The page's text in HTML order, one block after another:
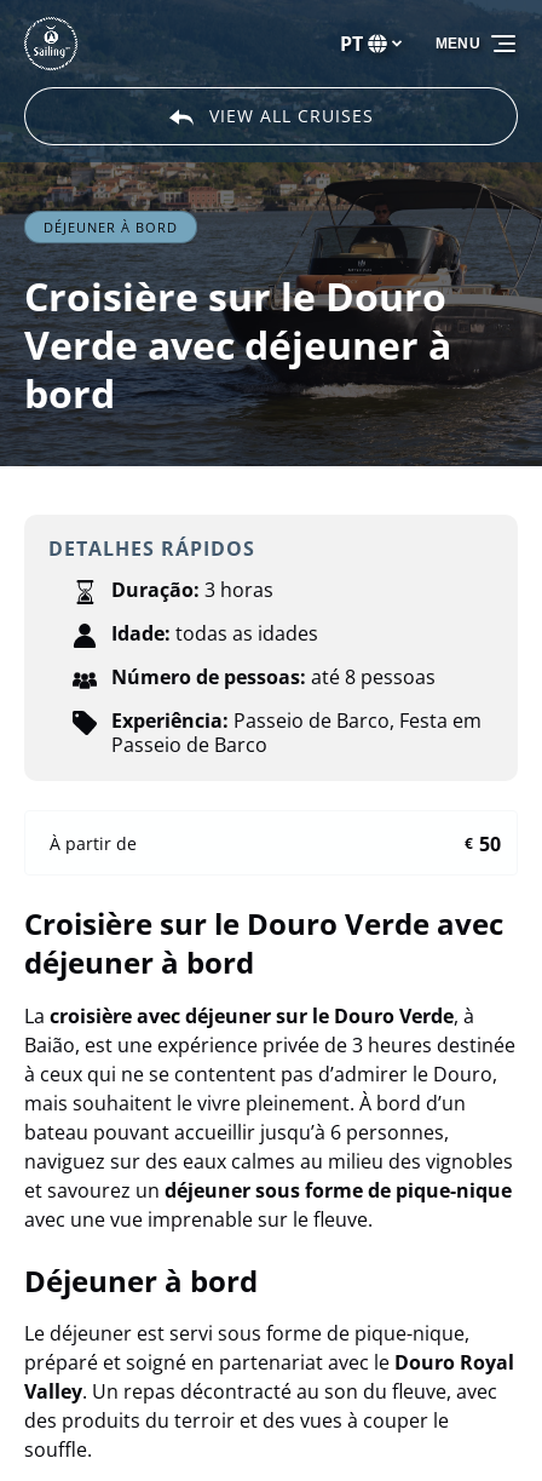
Passar para a navegação primária
Passar para o conteúdo
Passar para o rodapé
Selecione
o
seu
idioma
PT
VIEW ALL CRUISES
MENU
DÉJEUNER À BORD
Croisière sur le Douro
Verde avec déjeuner à
bord
DETALHES RÁPIDOS
Duração: 3 horas
Idade: todas as idades
Número de pessoas: até 8 pessoas
Experiência: Passeio de Barco, Festa em
Passeio de Barco
À partir de € 50
Croisière sur le Douro Verde avec
déjeuner à bord
La croisière avec déjeuner sur le Douro Verde, à
Baião, est une expérience privée de 3 heures destinée
à ceux qui ne se contentent pas d’admirer le Douro,
mais souhaitent le vivre pleinement. À bord d’un
bateau pouvant accueillir jusqu’à 6 personnes,
naviguez sur des eaux calmes au milieu des vignobles
et savourez un déjeuner sous forme de pique-nique
avec une vue imprenable sur le fleuve.
Déjeuner à bord
Le déjeuner est servi sous forme de pique-nique,
préparé et soigné en partenariat avec le Douro Royal
Valley. Un repas décontracté au son du fleuve, avec
des produits du terroir et des vues à couper le
souffle.